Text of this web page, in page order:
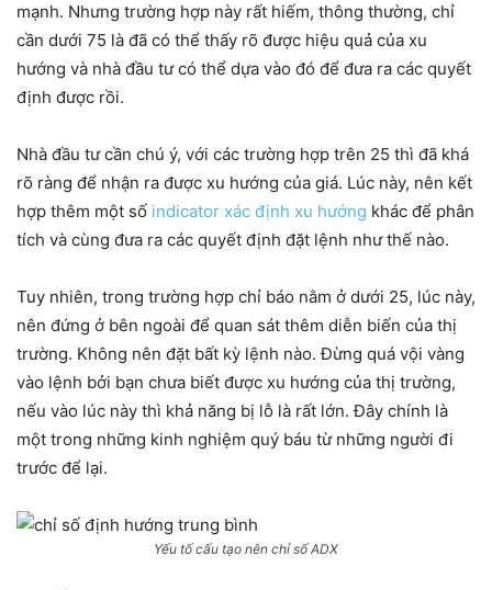
mạnh. Nhưng trường hợp này rất hiếm, thông thường, chỉ
cần dưới 75 là đã có thể thấy rõ được hiệu quả của xu
hướng và nhà đầu tư có thể dựa vào đó để đưa ra các quyết
định được rồi.
Nhà đầu tư cần chú ý, với các trường hợp trên 25 thì đã khá
rõ ràng để nhận ra được xu hướng của giá. Lúc này, nên kết
hợp thêm một số indicator xác định xu hướng khác để phân
tích và cùng đưa ra các quyết định đặt lệnh như thế nào.
Tuy nhiên, trong trường hợp chỉ báo nằm ở dưới 25, lúc này,
nên đứng ở bên ngoài để quan sát thêm diễn biến của thị
trường. Không nên đặt bất kỳ lệnh nào. Đừng quá vội vàng
vào lệnh bởi bạn chưa biết được xu hướng của thị trường,
nếu vào lúc này thì khả năng bị lỗ là rất lớn. Đây chính là
một trong những kinh nghiệm quý báu từ những người đi
trước để lại.
Yếu tố cấu tạo nên chỉ số ADX